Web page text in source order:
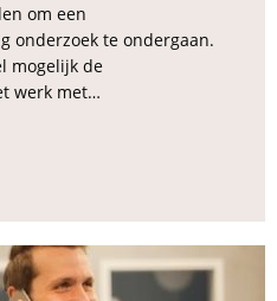
om een
onderzoek te ondergaan.
mogelijk de
werk met…